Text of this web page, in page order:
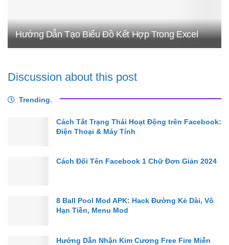
Hướng Dẫn Tạo Biểu Đồ Kết Hợp Trong Excel
Discussion about this post
Trending.
Cách Tắt Trạng Thái Hoạt Động trên Facebook:
Điện Thoại & Máy Tính
Cách Đổi Tên Facebook 1 Chữ Đơn Giản 2024
8 Ball Pool Mod APK: Hack Đường Kẻ Dài, Vô
Hạn Tiền, Menu Mod
Hướng Dẫn Nhận Kim Cương Free Fire Miễn